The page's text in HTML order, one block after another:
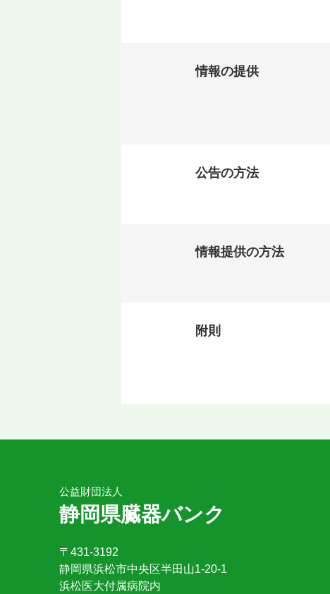
情報の提供
公告の方法
情報提供の方法
附則
公益財団法人
静岡県臓器バンク
〒431-3192
静岡県浜松市中央区半田山1-20-1
浜松医大付属病院内